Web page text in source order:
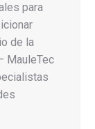
para
de la
MauleTec